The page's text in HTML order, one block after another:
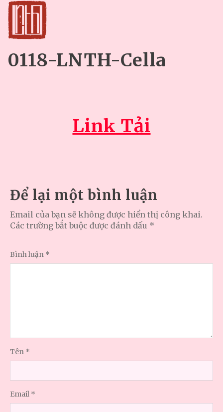
0118-LNTH-Cella
Link Tải
Để lại một bình luận
Email của bạn sẽ không được hiển thị công khai.
Các trường bắt buộc được đánh dấu *
Bình luận *
Tên *
Email *